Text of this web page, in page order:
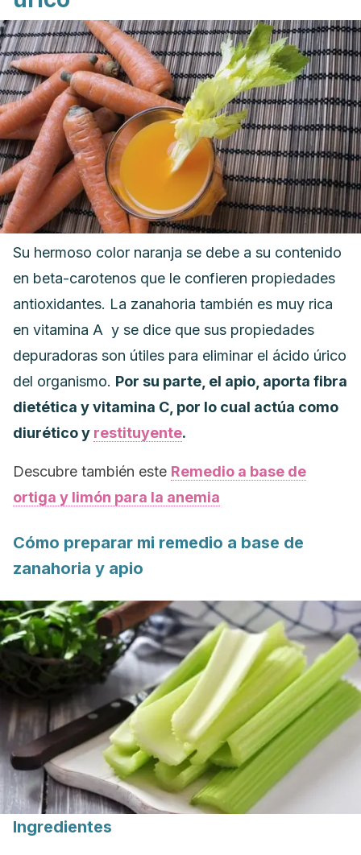
Su hermoso color naranja se debe a su contenido
en beta-carotenos que le confieren propiedades
antioxidantes. La zanahoria también es muy rica
en vitamina A y se dice que sus propiedades
depuradoras son útiles para eliminar el ácido úrico
del organismo. Por su parte, el apio, aporta fibra
dietética y vitamina C, por lo cual actúa como
diurético y restituyente.
Descubre también este Remedio a base de
ortiga y limón para la anemia
Cómo preparar mi remedio a base de
zanahoria y apio
Ingredientes